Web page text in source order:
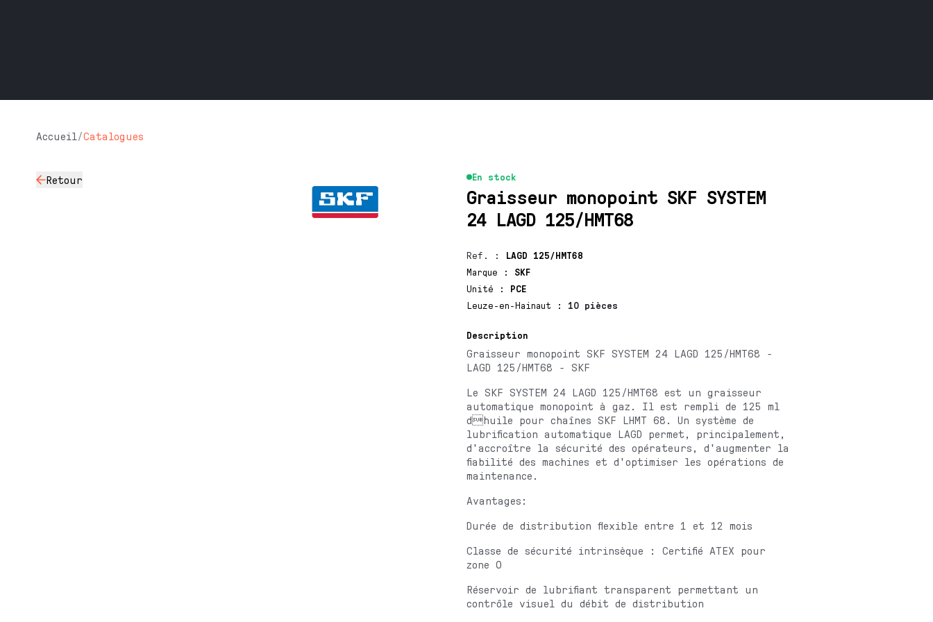
Accueil/Catalogues
Retour En stock
Graisseur monopoint SKF SYSTEM
24 LAGD 125/HMT68
Ref. :
LAGD 125/HMT68
Marque
:
SKF
Unité
:
PCE
Leuze-en-Hainaut
: 10 pièces
Description
Graisseur monopoint SKF SYSTEM 24 LAGD 125/HMT68 -
LAGD 125/HMT68 - SKF
Le SKF SYSTEM 24 LAGD 125/HMT68 est un graisseur
automatique monopoint à gaz. Il est rempli de 125 ml
dhuile pour chaînes SKF LHMT 68. Un système de
lubrification automatique LAGD permet, principalement,
d'accroître la sécurité des opérateurs, d'augmenter la
fiabilité des machines et d'optimiser les opérations de
maintenance.
Avantages:
Durée de distribution flexible entre 1 et 12 mois
Classe de sécurité intrinsèque : Certifié ATEX pour
zone 0
Réservoir de lubrifiant transparent permettant un
contrôle visuel du débit de distribution